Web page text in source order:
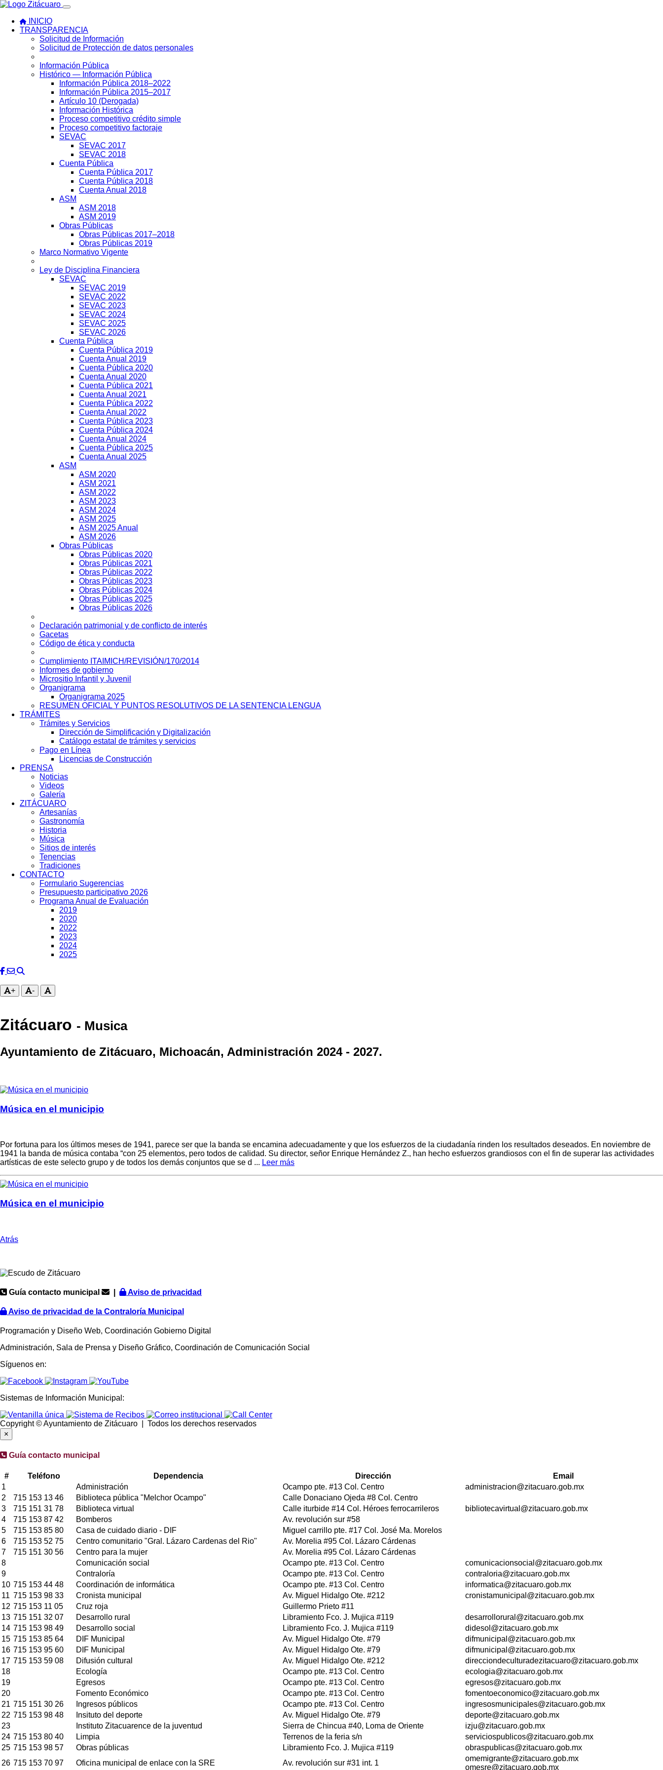
INICIO
TRANSPARENCIA
Solicitud de Información
Solicitud de Protección de datos personales
Información Pública
Histórico — Información Pública
Información Pública 2018–2022
Información Pública 2015–2017
Artículo 10 (Derogada)
Información Histórica
Proceso competitivo crédito simple
Proceso competitivo factoraje
SEVAC
SEVAC 2017
SEVAC 2018
Cuenta Pública
Cuenta Pública 2017
Cuenta Pública 2018
Cuenta Anual 2018
ASM
ASM 2018
ASM 2019
Obras Públicas
Obras Públicas 2017–2018
Obras Públicas 2019
Marco Normativo Vigente
Ley de Disciplina Financiera
SEVAC
SEVAC 2019
SEVAC 2022
SEVAC 2023
SEVAC 2024
SEVAC 2025
SEVAC 2026
Cuenta Pública
Cuenta Pública 2019
Cuenta Anual 2019
Cuenta Pública 2020
Cuenta Anual 2020
Cuenta Pública 2021
Cuenta Anual 2021
Cuenta Pública 2022
Cuenta Anual 2022
Cuenta Pública 2023
Cuenta Pública 2024
Cuenta Anual 2024
Cuenta Pública 2025
Cuenta Anual 2025
ASM
ASM 2020
ASM 2021
ASM 2022
ASM 2023
ASM 2024
ASM 2025
ASM 2025 Anual
ASM 2026
Obras Públicas
Obras Públicas 2020
Obras Públicas 2021
Obras Públicas 2022
Obras Públicas 2023
Obras Públicas 2024
Obras Públicas 2025
Obras Públicas 2026
Declaración patrimonial y de conflicto de interés
Gacetas
Código de ética y conducta
Cumplimiento ITAIMICH/REVISIÓN/170/2014
Informes de gobierno
Micrositio Infantil y Juvenil
Organigrama
Organigrama 2025
RESUMEN OFICIAL Y PUNTOS RESOLUTIVOS DE LA SENTENCIA LENGUA
TRÁMITES
Trámites y Servicios
Dirección de Simplificación y Digitalización
Catálogo estatal de trámites y servicios
Pago en Línea
Licencias de Construcción
PRENSA
Noticias
Videos
Galería
ZITÁCUARO
Artesanías
Gastronomía
Historia
Música
Sitios de interés
Tenencias
Tradiciones
CONTACTO
Formulario Sugerencias
Presupuesto participativo 2026
Programa Anual de Evaluación
2019
2020
2022
2023
2024
2025
+ -
Zitácuaro - Musica
Ayuntamiento de Zitácuaro, Michoacán, Administración 2024 - 2027.
Música en el municipio
Por fortuna para los últimos meses de 1941, parece ser que la banda se encamina adecuadamente y que los esfuerzos de la ciudadanía rinden los resultados deseados. En noviembre de
1941 la banda de música contaba “con 25 elementos, pero todos de calidad. Su director, señor Enrique Hernández Z., han hecho esfuerzos grandiosos con el fin de superar las actividades
artísticas de este selecto grupo y de todos los demás conjuntos que se d ... Leer más
Música en el municipio
Atrás
Guía contacto municipal Aviso de privacidad
Aviso de privacidad de la Contraloría Municipal
Programación y Diseño Web, Coordinación Gobierno Digital
Administración, Sala de Prensa y Diseño Gráfico, Coordinación de Comunicación Social
Síguenos en:
Sistemas de Información Municipal:
Copyright © Ayuntamiento de Zitácuaro | Todos los derechos reservados
×
Guía contacto municipal
# Teléfono Dependencia Dirección
Email
1
Administración Ocampo pte. #13 Col. Centro
administracion@zitacuaro.gob.mx
2
715 153 13 46 Biblioteca pública "Melchor Ocampo"
Calle Donaciano Ojeda #8 Col. Centro
3
715 151 31 78 Biblioteca virtual Calle iturbide #14 Col. Héroes ferrocarrileros
bibliotecavirtual@zitacuaro.gob.mx
4
715 153 87 42 Bomberos
Av. revolución sur #58
5
715 153 85 80 Casa de cuidado diario - DIF
Miguel carrillo pte. #17 Col. José Ma. Morelos
6
715 153 52 75 Centro comunitario "Gral. Lázaro Cardenas del Rio"
Av. Morelia #95 Col. Lázaro Cárdenas
7
715 151 30 56 Centro para la mujer
Av. Morelia #95 Col. Lázaro Cárdenas
8
Comunicación social Ocampo pte. #13 Col. Centro
comunicacionsocial@zitacuaro.gob.mx
9
Contraloría Ocampo pte. #13 Col. Centro
contraloria@zitacuaro.gob.mx
10 715 153 44 48 Coordinación de informática Ocampo pte. #13 Col. Centro
informatica@zitacuaro.gob.mx
11 715 153 98 33 Cronista municipal Av. Miguel Hidalgo Ote. #212
cronistamunicipal@zitacuaro.gob.mx
12 715 153 11 05 Cruz roja
Guillermo Prieto #11
13 715 151 32 07 Desarrollo rural Libramiento Fco. J. Mujica #119
desarrollorural@zitacuaro.gob.mx
14 715 153 98 49 Desarrollo social Libramiento Fco. J. Mujica #119
didesol@zitacuaro.gob.mx
15 715 153 85 64 DIF Municipal Av. Miguel Hidalgo Ote. #79
difmunicipal@zitacuaro.gob.mx
16 715 153 95 60 DIF Municipal Av. Miguel Hidalgo Ote. #79
difmunicipal@zitacuaro.gob.mx
17 715 153 59 08 Difusión cultural Av. Miguel Hidalgo Ote. #212
direcciondeculturadezitacuaro@zitacuaro.gob.mx
18
Ecología Ocampo pte. #13 Col. Centro
ecologia@zitacuaro.gob.mx
19
Egresos Ocampo pte. #13 Col. Centro
egresos@zitacuaro.gob.mx
20
Fomento Económico Ocampo pte. #13 Col. Centro
fomentoeconomico@zitacuaro.gob.mx
21 715 151 30 26 Ingresos públicos Ocampo pte. #13 Col. Centro
ingresosmunicipales@zitacuaro.gob.mx
22 715 153 98 48 Insituto del deporte Av. Miguel Hidalgo Ote. #79
deporte@zitacuaro.gob.mx
23
Instituto Zitacuarence de la juventud Sierra de Chincua #40, Loma de Oriente
izju@zitacuaro.gob.mx
24 715 153 80 40 Limpia Terrenos de la feria s/n
serviciospublicos@zitacuaro.gob.mx
25 715 153 98 57 Obras públicas Libramiento Fco. J. Mujica #119
obraspublicas@zitacuaro.gob.mx
26 715 153 70 97 Oficina municipal de enlace con la SRE Av. revolución sur #31 int. 1
omemigrante@zitacuaro.gob.mx
omesre@zitacuaro.gob.mx